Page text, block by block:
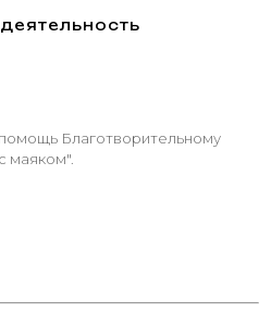
Благотворительному
маяком".